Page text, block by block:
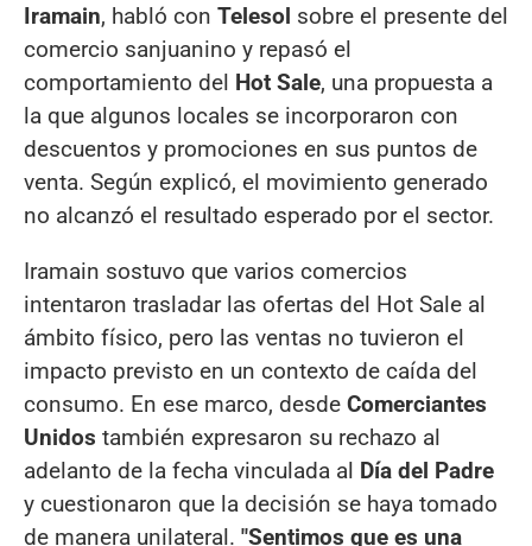
Iramain, habló con Telesol sobre el presente del
comercio sanjuanino y repasó el
comportamiento del Hot Sale, una propuesta a
la que algunos locales se incorporaron con
descuentos y promociones en sus puntos de
venta. Según explicó, el movimiento generado
no alcanzó el resultado esperado por el sector.
Iramain sostuvo que varios comercios
intentaron trasladar las ofertas del Hot Sale al
ámbito físico, pero las ventas no tuvieron el
impacto previsto en un contexto de caída del
consumo. En ese marco, desde Comerciantes
Unidos también expresaron su rechazo al
adelanto de la fecha vinculada al Día del Padre
y cuestionaron que la decisión se haya tomado
de manera unilateral. "Sentimos que es una